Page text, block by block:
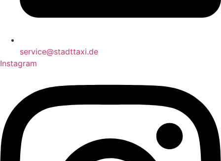
service@stadttaxi.de
Instagram